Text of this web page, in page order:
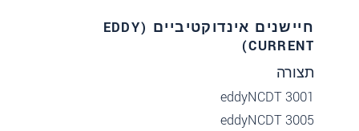
חיישנים אינדוקטיביים (EDDY
CURRENT)
תצורה
eddyNCDT 3001
eddyNCDT 3005